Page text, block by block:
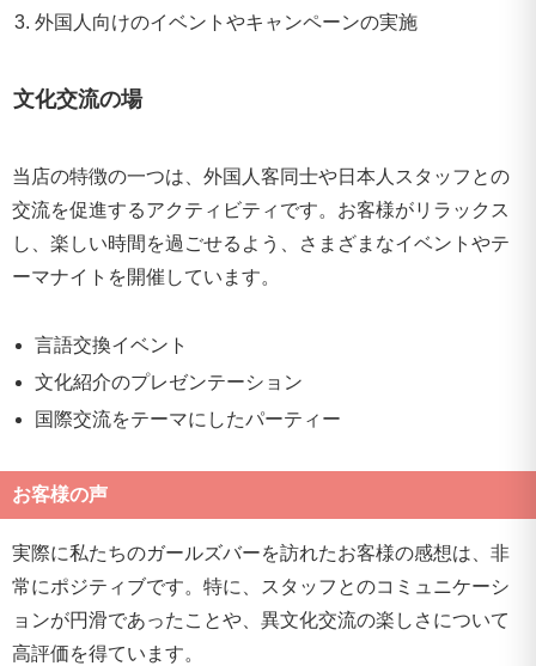
外国人向けのイベントやキャンペーンの実施
文化交流の場
当店の特徴の一つは、外国人客同士や日本人スタッフとの
交流を促進するアクティビティです。お客様がリラックス
し、楽しい時間を過ごせるよう、さまざまなイベントやテ
ーマナイトを開催しています。
言語交換イベント
文化紹介のプレゼンテーション
国際交流をテーマにしたパーティー
お客様の声
実際に私たちのガールズバーを訪れたお客様の感想は、非
常にポジティブです。特に、スタッフとのコミュニケーシ
ョンが円滑であったことや、異文化交流の楽しさについて
高評価を得ています。